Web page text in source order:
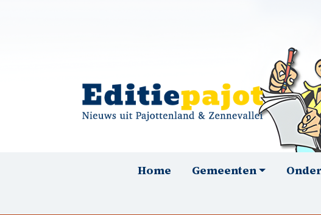
HoofdnavigatieHome Gemeenten